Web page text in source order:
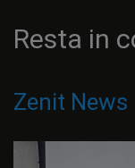
Resta in
Zenit News